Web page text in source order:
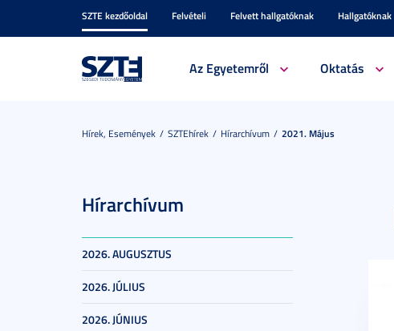
SZTE kezdőoldal Felvételi Felvett hallgatóknak Hallgatóknak
Az Egyetemről Oktatás
Hírek, Események SZTEhírek Hírarchívum 2021. Május
Hírarchívum
2026. AUGUSZTUS
2026. JÚLIUS
2026. JÚNIUS